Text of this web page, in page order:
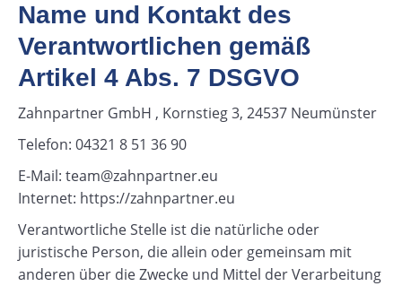
Name und Kontakt des
Verantwortlichen gemäß
Artikel 4 Abs. 7 DSGVO
Zahnpartner GmbH , Kornstieg 3, 24537 Neumünster
Telefon: 04321 8 51 36 90
E-Mail: team@zahnpartner.eu
Internet: https://zahnpartner.eu
Verantwortliche Stelle ist die natürliche oder
juristische Person, die allein oder gemeinsam mit
anderen über die Zwecke und Mittel der Verarbeitung